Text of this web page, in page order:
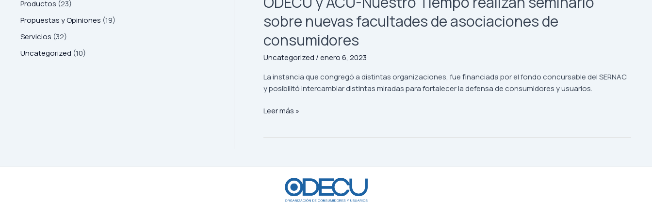
Productos (23)
Propuestas y Opiniones (19)
Servicios (32)
Uncategorized (10)
sobre nuevas facultades de asociaciones de
consumidores
Uncategorized /enero 6, 2023
La instancia que congregó a distintas organizaciones, fue financiada por el fondo concursable del SERNAC
y posibilitó intercambiar distintas miradas para fortalecer la defensa de consumidores y usuarios.
Leer más »